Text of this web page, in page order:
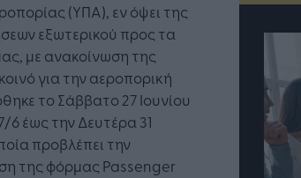
(ΥΠΑ), εν όψει της
εξωτερικού προς τα
με ανακοίνωση της
για την αεροπορική
το Σάββατο 27 Ιουνίου
6 έως την Δευτέρα 31
προβλέπει την
της φόρμας Passenger